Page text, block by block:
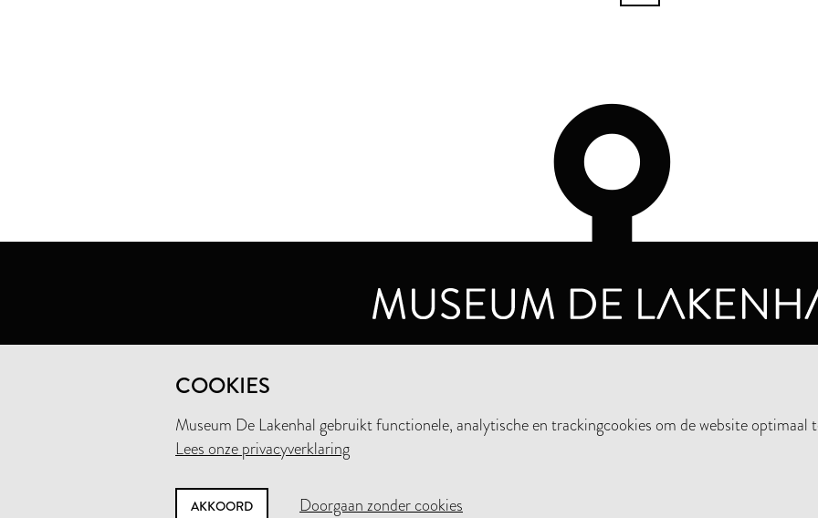
COOKIES
Museum De Lakenhal gebruikt functionele, analytische en trackingcookies om de website optimaal
Lees onze privacyverklaring
AKKOORD Doorgaan zonder cookies
MUSEUM DE LAKENHAL
OUDE SINGEL 32
+31 (0)71 5165360